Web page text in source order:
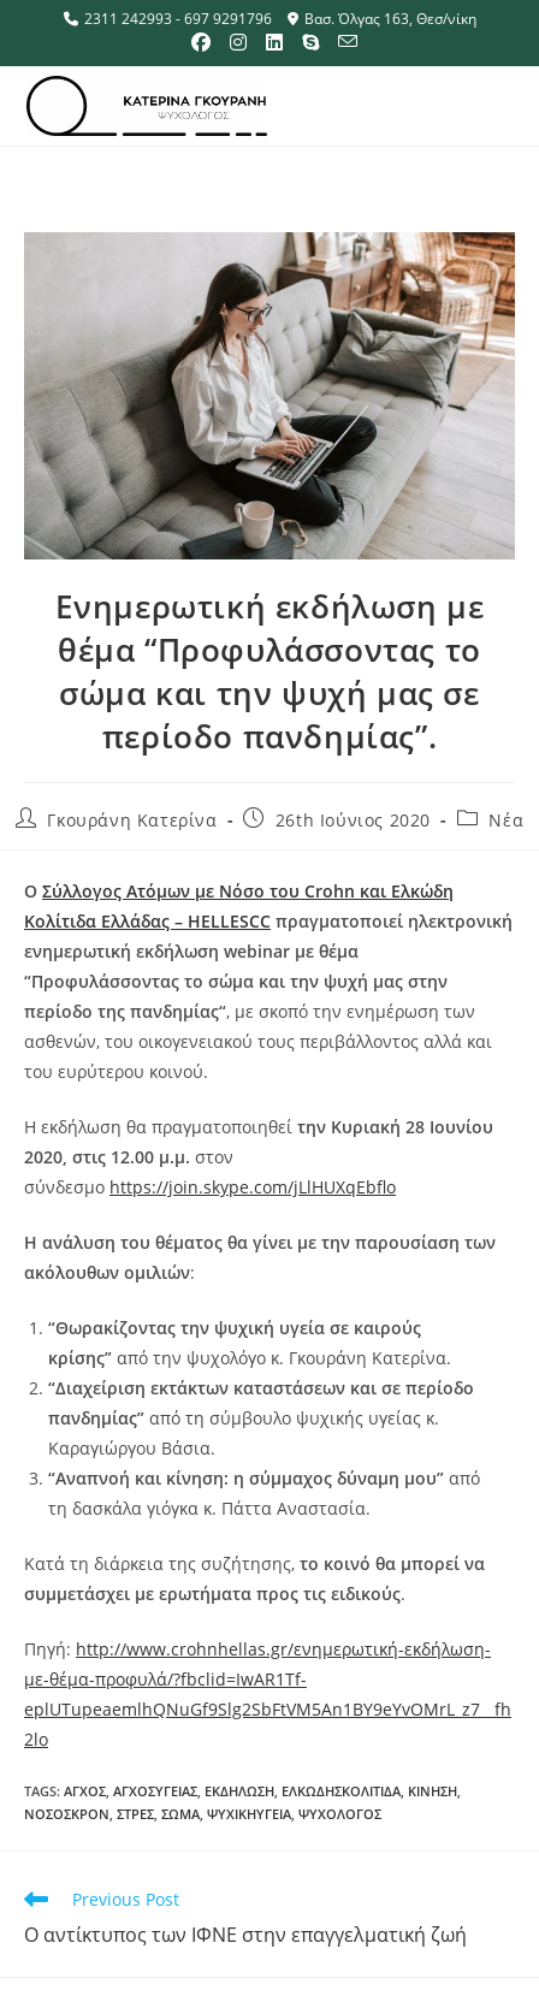
2311 242993 - 697 9291796 Βασ. Όλγας 163, Θεσ/νίκη
Ενημερωτική εκδήλωση με
θέμα “Προφυλάσσοντας το
σώμα και την ψυχή μας σε
περίοδο πανδημίας”.
Γκουράνη Κατερίνα 26th Ιούνιος 2020 Νέα
Ο Σύλλογος Ατόμων με Νόσο του Crohn και Ελκώδη
Κολίτιδα Ελλάδας – HELLESCC πραγματοποιεί ηλεκτρονική
ενημερωτική εκδήλωση webinar με θέμα
“Προφυλάσσοντας το σώμα και την ψυχή μας στην
περίοδο της πανδημίας“, με σκοπό την ενημέρωση των
ασθενών, του οικογενειακού τους περιβάλλοντος αλλά και
του ευρύτερου κοινού.
Η εκδήλωση θα πραγματοποιηθεί την Κυριακή 28 Ιουνίου
2020, στις 12.00 μ.μ. στον
σύνδεσμο https://join.skype.com/jLlHUXqEbflo
Η ανάλυση του θέματος θα γίνει με την παρουσίαση των
ακόλουθων ομιλιών:
“Θωρακίζοντας την ψυχική υγεία σε καιρούς
κρίσης” από την ψυχολόγο κ. Γκουράνη Κατερίνα.
“Διαχείριση εκτάκτων καταστάσεων και σε περίοδο
πανδημίας” από τη σύμβουλο ψυχικής υγείας κ.
Καραγιώργου Βάσια.
“Αναπνοή και κίνηση: η σύμμαχος δύναμη μου” από
τη δασκάλα γιόγκα κ. Πάττα Αναστασία.
Κατά τη διάρκεια της συζήτησης, το κοινό θα μπορεί να
συμμετάσχει με ερωτήματα προς τις ειδικούς.
Πηγή: http://www.crohnhellas.gr/ενημερωτική-εκδήλωση-
με-θέμα-προφυλά/?fbclid=IwAR1Tf-
eplUTupeaemlhQNuGf9Slg2SbFtVM5An1BY9eYvOMrL_z7__fh
2lo
TAGS: ΑΓΧΟΣ, ΑΓΧΟΣΥΓΕΙΑΣ, ΕΚΔΗΛΩΣΗ, ΕΛΚΩΔΗΣΚΟΛΙΤΙΔΑ, ΚΙΝΗΣΗ,
ΝΟΣΟΣΚΡΟΝ, ΣΤΡΕΣ, ΣΩΜΑ, ΨΥΧΙΚΗΥΓΕΙΑ, ΨΥΧΟΛΟΓΟΣ
Previous Post
Ο αντίκτυπος των ΙΦΝΕ στην επαγγελματική ζωή